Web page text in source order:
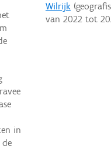
Wilrijk
van 2022tot
in